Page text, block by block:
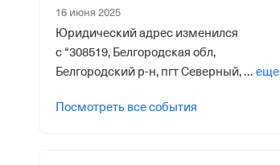
16 июня 2025
Юридический адрес изменился
с “308519, Белгородская обл,
Белгородский р-н, пгт Северный, ул
Белгородская обл, Белгородский р-
еще
Посмотреть все события